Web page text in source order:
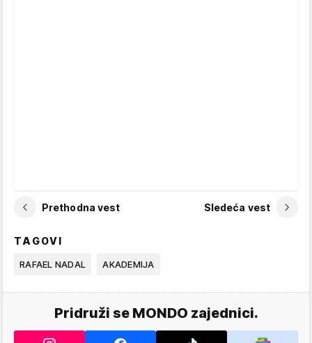
Prethodna vest Sledeća vest
TAGOVI
RAFAEL NADAL AKADEMIJA
Pridruži se MONDO zajednici.